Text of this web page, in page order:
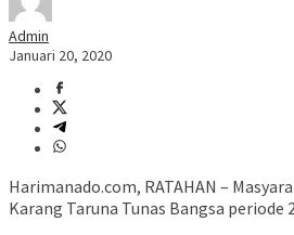
Admin
Januari 20, 2020
Harimanado.com, RATAHAN –
Karang Taruna Tunas Bangsa